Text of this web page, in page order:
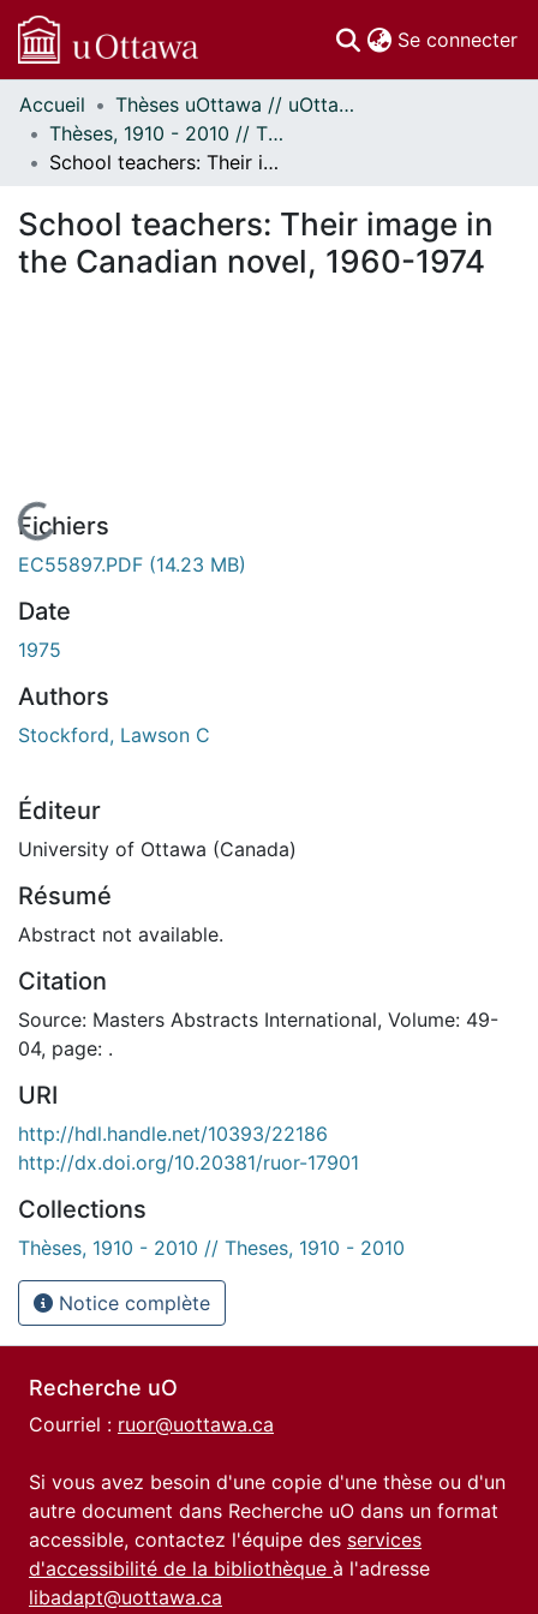
Se connecter
Communautés
et collections
Parcourir
À propos
Accueil
Thèses uOttawa // uOttawa Theses
Thèses, 1910 - 2010 // Theses, 1910 - 2010
School teachers: Their image in the Canadian novel, 1960-1974
School teachers: Their image in
the Canadian novel, 1960-1974
En cours de chargement...
Fichiers
EC55897.PDF (14.23 MB)
Date
1975
Authors
Stockford, Lawson C
Éditeur
University of Ottawa (Canada)
Résumé
Abstract not available.
Citation
Source: Masters Abstracts International, Volume: 49-
04, page: .
URI
http://hdl.handle.net/10393/22186
http://dx.doi.org/10.20381/ruor-17901
Collections
Thèses, 1910 - 2010 // Theses, 1910 - 2010
Notice complète
Recherche uO
Courriel : ruor@uottawa.ca
Si vous avez besoin d'une copie d'une thèse ou d'un
autre document dans Recherche uO dans un format
accessible, contactez l'équipe des services
d'accessibilité de la bibliothèque à l'adresse
libadapt@uottawa.ca